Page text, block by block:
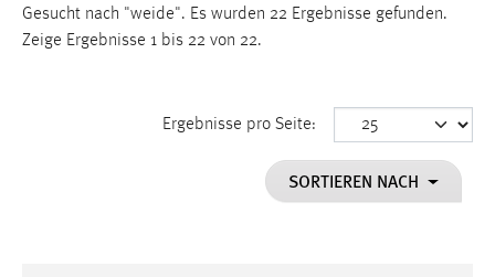
Gesucht nach "weide". Es wurden 22 Ergebnisse gefunden.
Zeige Ergebnisse 1 bis 22 von 22.
Ergebnisse pro Seite:
SORTIEREN NACH
cookie_consent
Zweck:
Cookie Laufzeit: